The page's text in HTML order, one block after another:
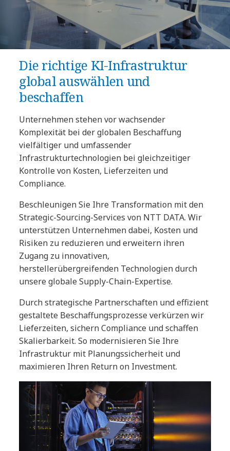
Die richtige KI-Infrastruktur
global auswählen und
beschaffen
Unternehmen stehen vor wachsender
Komplexität bei der globalen Beschaffung
vielfältiger und umfassender
Infrastrukturtechnologien bei gleichzeitiger
Kontrolle von Kosten, Lieferzeiten und
Compliance.
Beschleunigen Sie Ihre Transformation mit den
Strategic-Sourcing-Services von NTT DATA. Wir
unterstützen Unternehmen dabei, Kosten und
Risiken zu reduzieren und erweitern ihren
Zugang zu innovativen,
herstellerübergreifenden Technologien durch
unsere globale Supply-Chain-Expertise.
Durch strategische Partnerschaften und effizient
gestaltete Beschaffungsprozesse verkürzen wir
Lieferzeiten, sichern Compliance und schaffen
Skalierbarkeit. So modernisieren Sie Ihre
Infrastruktur mit Planungssicherheit und
maximieren Ihren Return on Investment.